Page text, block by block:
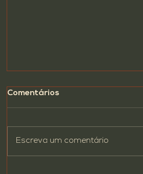
Comentários
Escreva um comentário